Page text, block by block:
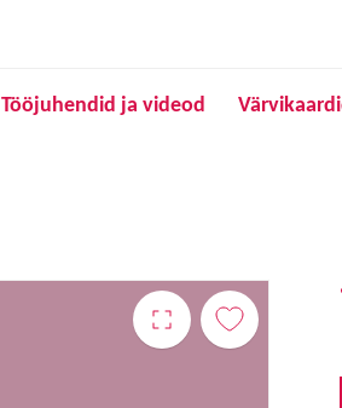
Tööjuhendid ja videod